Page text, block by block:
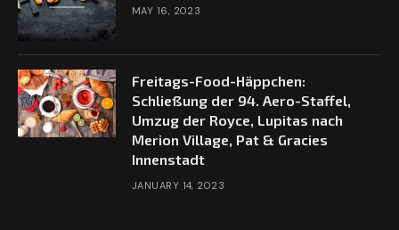
MAY 16, 2023
Freitags-Food-Häppchen:
Schließung der 94. Aero-Staffel,
Umzug der Royce, Lupitas nach
Merion Village, Pat & Gracies
Innenstadt
JANUARY 14, 2023